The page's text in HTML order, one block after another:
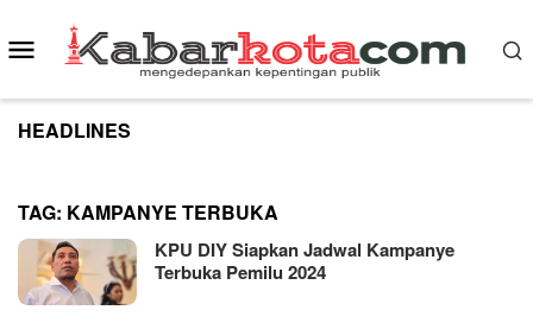
to
content
Mobile
Menu
HEADLINES
TAG: KAMPANYE TERBUKA
KPU DIY Siapkan Jadwal Kampanye
Terbuka Pemilu 2024